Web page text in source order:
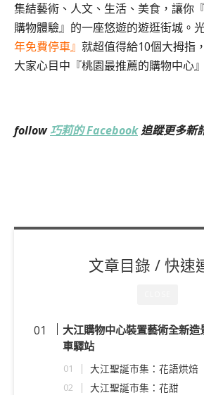
集結藝術、人文、生活、美食，讓你
購物體驗』的一座悠遊的遊逛街城。
年免費停車』 就超值得給10個大拇指
大家心目中『桃園最推薦的購物中心』
follow巧莉的 Facebook追蹤更多新
文章目錄 / 快速
大江購物中心裝置藝術全新造
車驛站
大江聖誕市集：花語烘焙
大江聖誕市集：花甜